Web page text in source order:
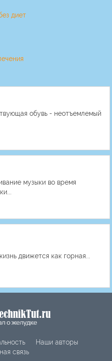
диет
обувь - неотъемлемый
музыки во время
движется как горная...
Наши авторы
связь